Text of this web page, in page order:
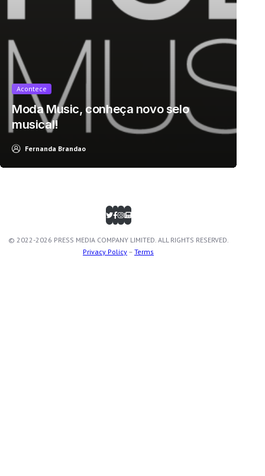
Acontece
Moda Music, conheça novo selo
musical!
Fernanda Brandao
© 2022-2026 PRESS MEDIA COMPANY LIMITED. ALL RIGHTS RESERVED.
Privacy Policy – Terms